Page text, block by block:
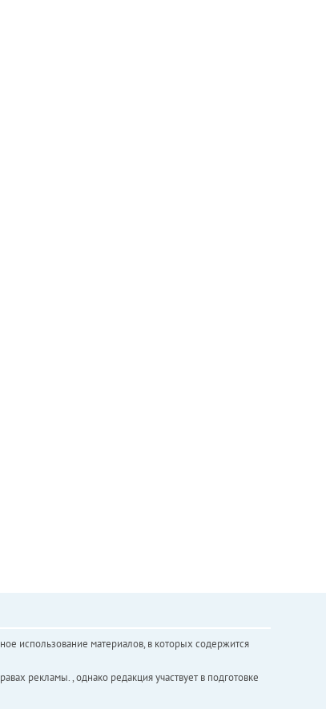
использование материалов, в которых содержится
рекламы. , однако редакция участвует в подготовке